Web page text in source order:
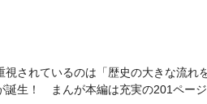
されているのは「歴史の大きな流れ
生！ まんが本編は充実の201ページ